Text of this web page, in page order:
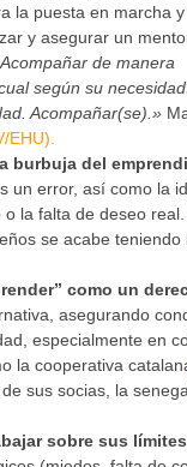
la puesta en marcha
y asegurar un
de manera
según su
Acompañar(se).»
EHU).
burbuja del
un error, así como la
la falta de deseo
se acabe teniendo
como un
asegurando
especialmente en
la cooperativa
sus socias, la
sobre sus